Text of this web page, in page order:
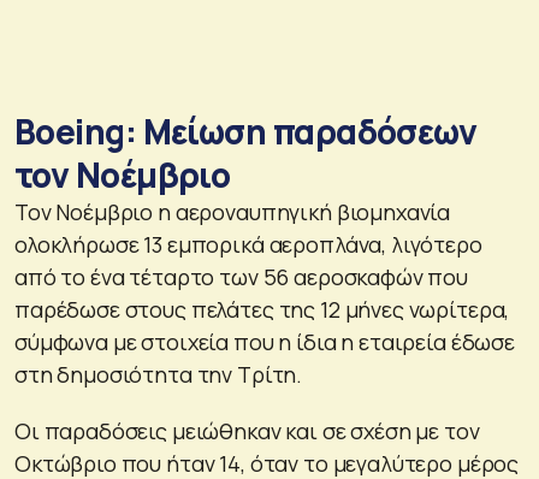
Boeing: Μείωση παραδόσεων
τον Νοέμβριο
Τον Νοέμβριο η αεροναυπηγική βιομηχανία
ολοκλήρωσε 13 εμπορικά αεροπλάνα, λιγότερο
από το ένα τέταρτο των 56 αεροσκαφών που
παρέδωσε στους πελάτες της 12 μήνες νωρίτερα,
σύμφωνα με στοιχεία που η ίδια η εταιρεία έδωσε
στη δημοσιότητα την Τρίτη.
Οι παραδόσεις μειώθηκαν και σε σχέση με τον
Οκτώβριο που ήταν 14, όταν το μεγαλύτερο μέρος